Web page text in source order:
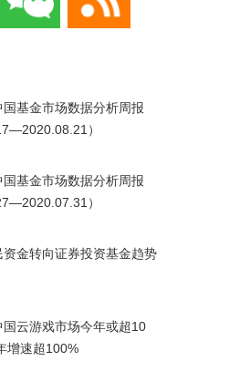
基金市场数据分析周报
）
基金市场数据分析周报
）
金转向证券投资基金趋势
云游戏市场今年或超10
增速超100%